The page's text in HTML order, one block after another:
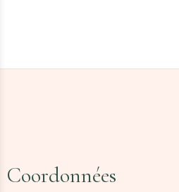
Coordonnées